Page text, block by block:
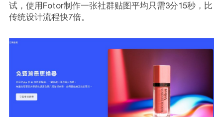
试，使用Fotor制作一张社群贴图平均只需3分15秒，比
传统设计流程快7倍。